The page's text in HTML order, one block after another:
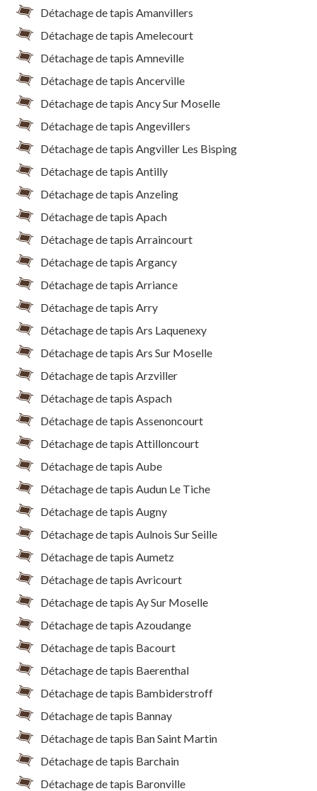
Détachage de tapis Amanvillers
Détachage de tapis Amelecourt
Détachage de tapis Amneville
Détachage de tapis Ancerville
Détachage de tapis Ancy Sur Moselle
Détachage de tapis Angevillers
Détachage de tapis Angviller Les Bisping
Détachage de tapis Antilly
Détachage de tapis Anzeling
Détachage de tapis Apach
Détachage de tapis Arraincourt
Détachage de tapis Argancy
Détachage de tapis Arriance
Détachage de tapis Arry
Détachage de tapis Ars Laquenexy
Détachage de tapis Ars Sur Moselle
Détachage de tapis Arzviller
Détachage de tapis Aspach
Détachage de tapis Assenoncourt
Détachage de tapis Attilloncourt
Détachage de tapis Aube
Détachage de tapis Audun Le Tiche
Détachage de tapis Augny
Détachage de tapis Aulnois Sur Seille
Détachage de tapis Aumetz
Détachage de tapis Avricourt
Détachage de tapis Ay Sur Moselle
Détachage de tapis Azoudange
Détachage de tapis Bacourt
Détachage de tapis Baerenthal
Détachage de tapis Bambiderstroff
Détachage de tapis Bannay
Détachage de tapis Ban Saint Martin
Détachage de tapis Barchain
Détachage de tapis Baronville